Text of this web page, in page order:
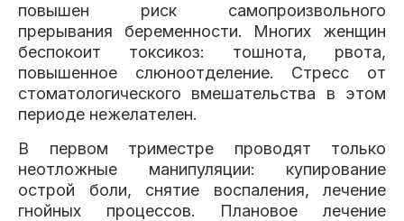
повышен риск самопроизвольного
прерывания беременности. Многих женщин
беспокоит токсикоз: тошнота, рвота,
повышенное слюноотделение. Стресс от
стоматологического вмешательства в этом
периоде нежелателен.
В первом триместре проводят только
неотложные манипуляции: купирование
острой боли, снятие воспаления, лечение
гнойных процессов. Плановое лечение